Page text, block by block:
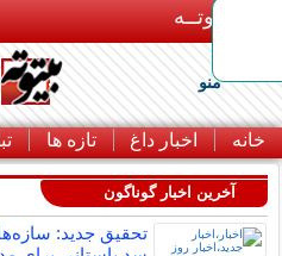
بـیتوتــه
منو
خانه اخبار داغ تازه ها
آخرین اخبار گوناگون
تحقیق جدید: